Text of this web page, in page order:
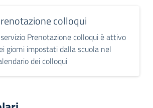
colloqui
Prenotazione colloqui è attivo
giorni impostati dalla scuola nel
dei colloqui